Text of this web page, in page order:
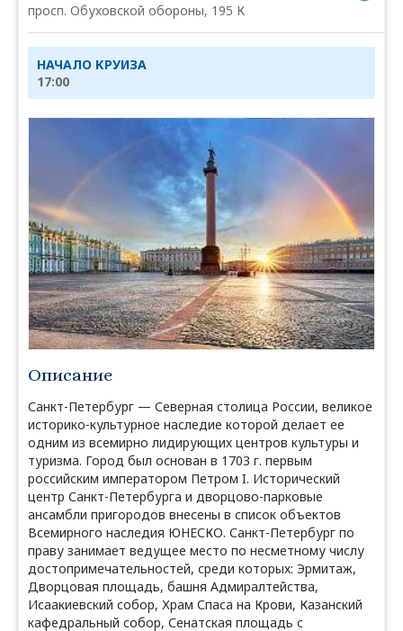
просп. Обуховской обороны, 195 К
НАЧАЛО КРУИЗА
17:00
Описание
Санкт-Петербург — Северная столица России, великое
историко-культурное наследие которой делает ее
одним из всемирно лидирующих центров культуры и
туризма. Город был основан в 1703 г. первым
российским императором Петром I. Исторический
центр Санкт-Петербурга и дворцово-парковые
ансамбли пригородов внесены в список объектов
Всемирного наследия ЮНЕСКО. Санкт-Петербург по
праву занимает ведущее место по несметному числу
достопримечательностей, среди которых: Эрмитаж,
Дворцовая площадь, башня Адмиралтейства,
Исаакиевский собор, Храм Спаса на Крови, Казанский
кафедральный собор, Сенатская площадь с